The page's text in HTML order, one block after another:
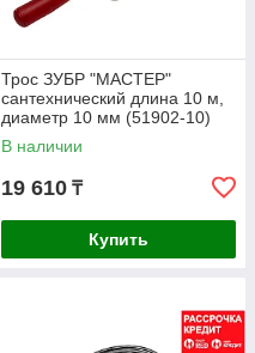
Трос ЗУБР "МАСТЕР"
сантехнический длина 10 м,
диаметр 10 мм (51902-10)
В наличии
19 610 ₸
Купить